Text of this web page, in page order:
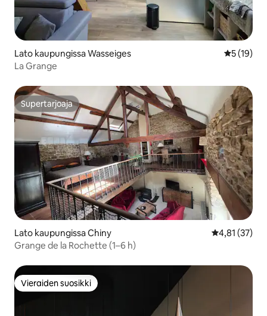
Lato kaupungissa Wasseiges
5 (19)
La Grange
Supertarjoaja
Supertarjoaja
Lato kaupungissa Chiny
4,81 (37)
Grange de la Rochette (1–6 h)
Vieraiden suosikki
Vieraiden suosikki